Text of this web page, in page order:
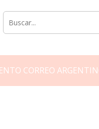
CORREO